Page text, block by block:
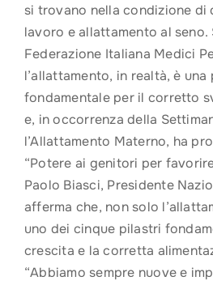
si trovano nella condizione di
lavoro e allattamento al seno.
Federazione Italiana Medici
l’allattamento, in realtà, è una
fondamentale per il corretto
e, in occorrenza della
l’Allattamento Materno, ha
“Potere ai genitori per
Paolo Biasci, Presidente
afferma che, non solo
uno dei cinque pilastri
crescita e la corretta
“Abbiamo sempre nuove e